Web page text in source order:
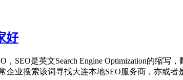
好
SEO是英文Search Engine Optimization的缩
业搜索该词寻找大连本地SEO服务商，亦或者